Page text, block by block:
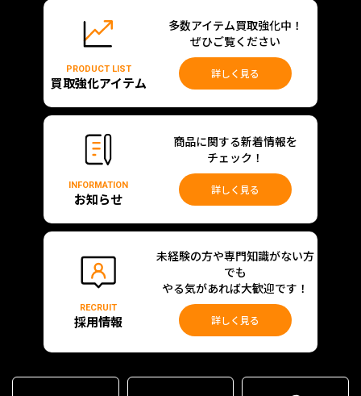
PRODUCT LIST
買取強化アイテム
多数アイテム買取強化中！
ぜひご覧ください
詳しく見る
INFORMATION
お知らせ
商品に関する新着情報を
チェック！
詳しく見る
RECRUIT
採用情報
未経験の方や専門知識がない方
でも
やる気があれば大歓迎です！
詳しく見る